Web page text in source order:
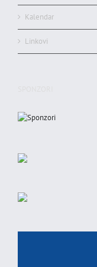
Kalendar
Linkovi